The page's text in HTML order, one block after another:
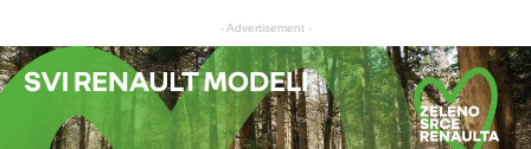
- Advertisement -